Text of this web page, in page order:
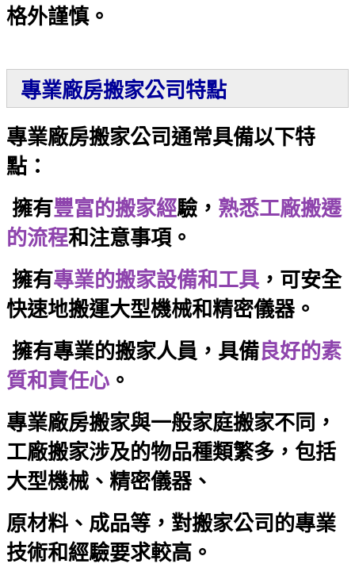
格外謹慎。
專業廠房搬家公司特點
專業廠房搬家公司通常具備以下特
點：
擁有豐富的搬家經驗， 熟悉工廠搬遷
的流程和注意事項。
擁有專業的搬家設備和工具 ，可安全
快速地搬運大型機械和精密儀器。
擁有專業的搬家人員，具備良好的素
質和責任心 。
專業廠房搬家與一般家庭搬家不同，
工廠搬家涉及的物品種類繁多，包括
大型機械、精密儀器、
原材料、成品等，對搬家公司的專業
技術和經驗要求較高。